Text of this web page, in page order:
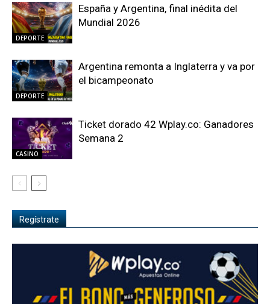
DEPORTE
España y Argentina, final inédita del
Mundial 2026
DEPORTE
Argentina remonta a Inglaterra y va por
el bicampeonato
CASINO
Ticket dorado 42 Wplay.co: Ganadores
Semana 2
Regístrate